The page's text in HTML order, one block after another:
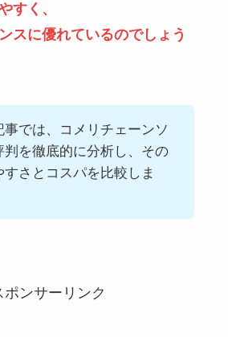
すく、
スに優れているのでしょう
事では、コメリチェーンソ
判を徹底的に分析し、その
すさとコスパを比較しま
ポンサーリンク